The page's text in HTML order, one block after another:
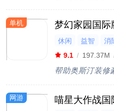
单机 梦幻家园国际
休闲 益智 消
9.1 / 197.37M
网游 喵星大作战国